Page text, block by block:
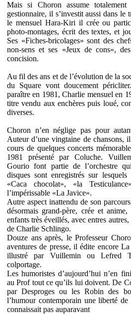
Mais si Choron assume
gestionnaire, il s’investit aussi dans le
le mensuel Hara-Kiri il crée ou
photo-montages, écrit des textes, et
Ses «Fiches-bricolages» sont des
non-sens et ses «Jeux de cons»,
concision.
Au fil des ans et de l’évolution de la
du Square vont doucement
paraître en 1981, Charlie mensuel en
titre vendu aux enchères puis loué,
diverses.
Choron n’en néglige pas pour
Auteur d’une vingtaine de chansons,
cours de quelques concerts
1981 présenté par Coluche.
Gourio font partie de l’orchestre
disques sont enregistrés sur
«Caca chocolat», «la
l’impérissable «La Javice».
Autre aspect inattendu de son
désormais grand-père, crée et
enfants très éveillés, avec entres
de Charlie Schlingo.
Douze ans après, le Professeur
aventures de presse, il édite encore
illustré par Vuillemin ou Lefred
colportage.
Les humoristes d’aujourd’hui n’en
au Prof tout ce qu’ils lui doivent. De
par Desproges ou les Robin des
l’humour contemporain une liberté
connaissait pas auparavant